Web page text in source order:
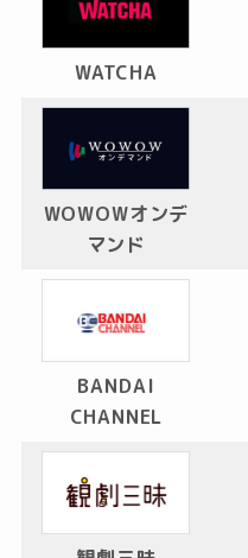
WATCHA
WOWOWオンデ
マンド
BANDAI
CHANNEL